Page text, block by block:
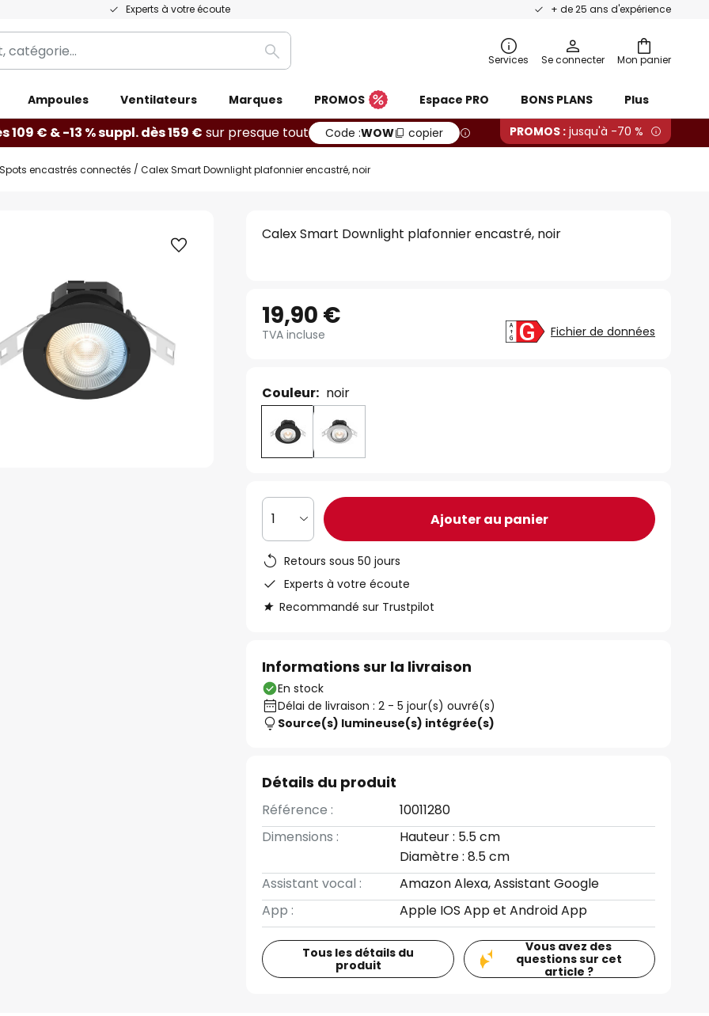
Experts à votre écoute + de 25 ans d'expérience
Mon panier
Rechercher Services Se connecter
Ampoules Ventilateurs Marques PROMOS Espace PRO BONS PLANS Plus
109 € & -13 % suppl. dès 159 € sur presque tout Code :WOW copier PROMOS : jusqu'à -70 %
Spots encastrés connectés Calex Smart Downlight plafonnier encastré, noir
Calex Smart Downlight plafonnier encastré, noir
19,90 €
TVA incluse Fichier de données
Couleur: noir
1 Ajouter au panier
Retours sous 50 jours
Experts à votre écoute
Recommandé sur Trustpilot
Informations sur la livraison
En stock
Délai de livraison : 2 - 5 jour(s) ouvré(s)
Source(s) lumineuse(s) intégrée(s)
Détails du produit
Référence :
10011280
Dimensions :
Hauteur : 5.5 cm
Diamètre : 8.5 cm
Assistant vocal :
Amazon Alexa, Assistant Google
App :
Apple IOS App et Android App
Tous les détails du
produit
Vous avez des
questions sur cet
article ?